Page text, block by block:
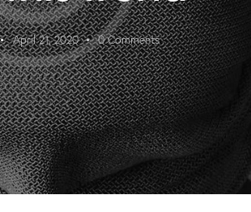
April 21, 2020 0 Comments